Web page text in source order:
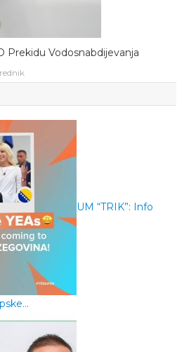
Prekidu Vodosnabdijevanja
UM “TRIK”: Info